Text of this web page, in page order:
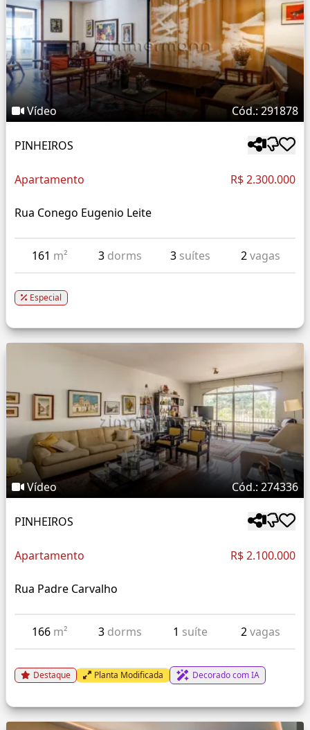
Vídeo Cód.: 291878
PINHEIROS
Apartamento R$ 2.300.000
Rua Conego Eugenio Leite
161 m² 3 dorms 3 suítes 2vagas
Especial
Vídeo Cód.: 274336
PINHEIROS
Apartamento R$ 2.100.000
Rua Padre Carvalho
166 m² 3 dorms 1 suíte 2vagas
Destaque Planta Modificada Decorado com IA